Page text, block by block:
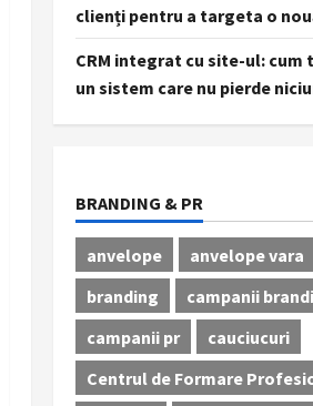
clienți pentru a targeta o
CRM integrat cu site-ul: cum
un sistem care nu pierde
BRANDING & PR
anvelope anvelope vara
branding
campanii
campanii pr
cauciucuri
Centrul de Formare